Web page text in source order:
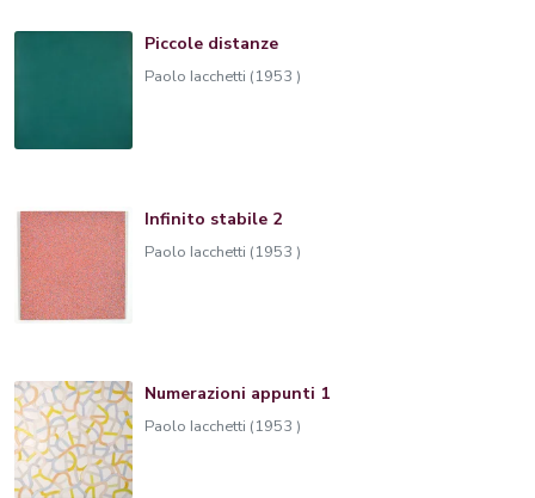
Piccole distanze
Paolo Iacchetti (1953 )
Infinito stabile 2
Paolo Iacchetti (1953 )
Numerazioni appunti 1
Paolo Iacchetti (1953 )